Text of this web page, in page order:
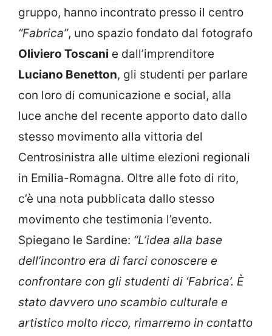
gruppo, hanno incontrato presso il centro
“Fabrica”, uno spazio fondato dal fotografo
Oliviero Toscani e dall’imprenditore
Luciano Benetton, gli studenti per parlare
con loro di comunicazione e social, alla
luce anche del recente apporto dato dallo
stesso movimento alla vittoria del
Centrosinistra alle ultime elezioni regionali
in Emilia-Romagna. Oltre alle foto di rito,
c’è una nota pubblicata dallo stesso
movimento che testimonia l’evento.
Spiegano le Sardine: “L’idea alla base
dell’incontro era di farci conoscere e
confrontare con gli studenti di ‘Fabrica’. È
stato davvero uno scambio culturale e
artistico molto ricco, rimarremo in contatto